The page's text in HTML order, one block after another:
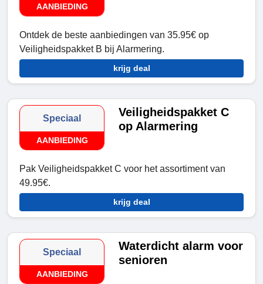
AANBIEDING
Ontdek de beste aanbiedingen van 35.95€ op
Veiligheidspakket B bij Alarmering.
krijg deal
Speciaal
AANBIEDING
Veiligheidspakket C
op Alarmering
Pak Veiligheidspakket C voor het assortiment van
49.95€.
krijg deal
Speciaal
AANBIEDING
Waterdicht alarm voor
senioren